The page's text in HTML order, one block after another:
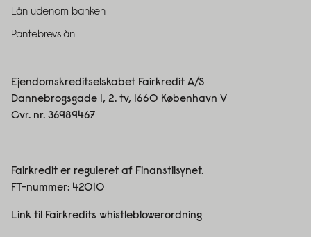
Lån udenom banken
Pantebrevslån
Ejendomskreditselskabet Fairkredit A/S
Dannebrogsgade 1, 2. tv, 1660 København V
Cvr. nr. 36989467
Fairkredit er reguleret af Finanstilsynet.
FT-nummer: 42010
Link til Fairkredits whistleblowerordning